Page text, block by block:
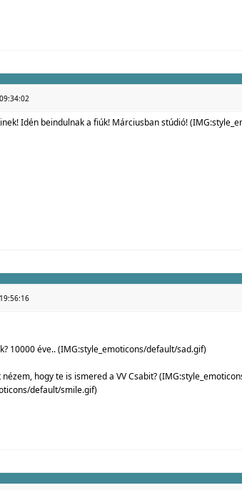
Idén beindulnak a fiúk! Márciusban stúdió! (IMG:
10000 éve.. (IMG:style_emoticons/default/sad.gif)
nézem, hogy te is ismered a VV Csabit? (IMG:
default/smile.gif)